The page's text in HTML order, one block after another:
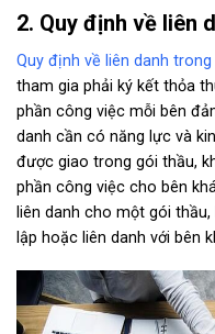
2. Quy định về liên
Quy định về liên danh
tham gia phải ký kết thỏa
phần công việc mỗi bên
danh cần có năng lực và
được giao trong gói thầu,
phần công việc cho bên
liên danh cho một gói
lập hoặc liên danh với bên